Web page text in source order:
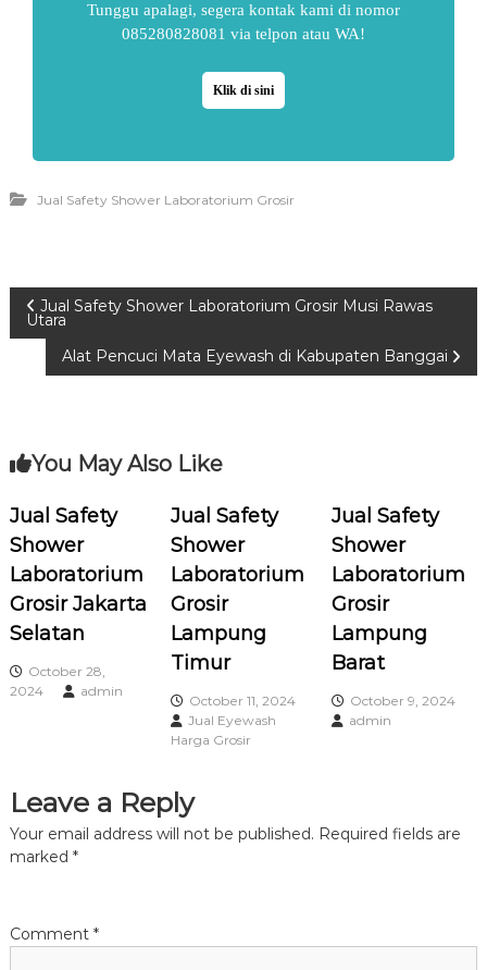
Tunggu apalagi, segera kontak kami di nomor
085280828081 via telpon atau WA!
Klik di sini
Jual Safety Shower Laboratorium Grosir
P
t
n
a
v
i
g
t
i
n
Jual Safety Shower Laboratorium Grosir Musi Rawas
Utara
Alat Pencuci Mata Eyewash di Kabupaten Banggai
You May Also Like
Jual Safety
Shower
Laboratorium
Grosir Jakarta
Selatan
October 28,
2024
admin
Jual Safety
Shower
Laboratorium
Grosir
Lampung
Timur
October 11, 2024
Jual Eyewash
Harga Grosir
Jual Safety
Shower
Laboratorium
Grosir
Lampung
Barat
October 9, 2024
admin
Leave a Reply
Your email address will not be published. Required fields are
marked *
Comment *